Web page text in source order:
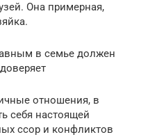
Она примерная,
в семье должен
отношения, в
себя настоящей
ссор и конфликтов